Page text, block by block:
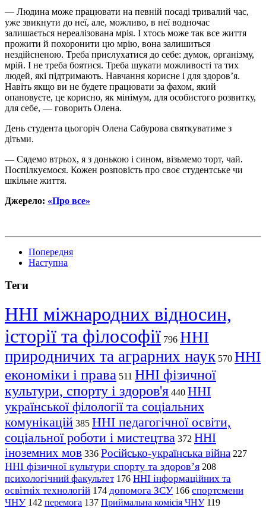
— Людина може працювати на певній посаді тривалий час,
уже звикнути до неї, але, можливо, в неї водночас
залишається нереалізована мрія. І хтось може так все життя
прожити й похоронити цю мрію, вона залишиться
нездійсненою. Треба прислухатися до себе: думок, організму,
мрій. І не треба боятися. Треба шукати можливості та тих
людей, які підтримають. Навчання корисне і для здоров’я.
Навіть якщо ви не будете працювати за фахом, який
опановуєте, це корисно, як мінімум, для особистого розвитку,
для себе, — говорить Олена.
День студента цьогоріч Олена Сабурова святкуватиме з
дітьми.
— Сядемо втрьох, я з донькою і сином, візьмемо торт, чай.
Поспілкуємося. Кожен розповість про своє студентське чи
шкільне життя.
Джерело: «Про все»
Попередня
Наступна
Теги
ННІ міжнародних відносин,
історії та філософії 796 ННІ
природничих та аграрних наук 570 ННІ
економіки і права 511 ННІ фізичної
культури, спорту і здоров'я 440 ННІ
української філології та соціальних
комунікацій 385 ННІ педагогічної освіти,
соціальної роботи і мистецтва 372 ННІ
іноземних мов 336 Російсько-українська війна 227
ННІ фізичної культури спорту та здоров’я 208
психологічний факультет 176 ННІ інформаційних та
освітніх технологій 174 допомога ЗСУ 166 спортсмени
ЧНУ 142 перемога 137 Приймальна комісія ЧНУ 119